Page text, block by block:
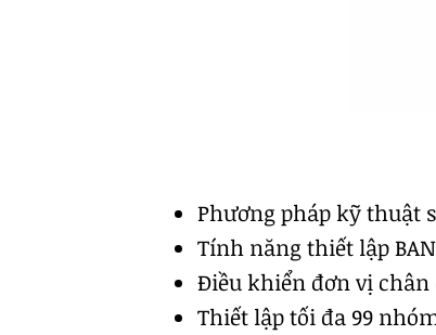
Phương pháp kỹ thuật
Tính năng thiết lập
Điều khiển đơn vị chân
Thiết lập tối đa 99